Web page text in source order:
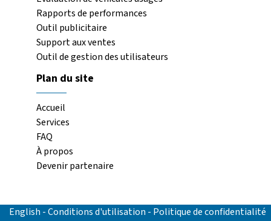
Rapports de performances
Outil publicitaire
Support aux ventes
Outil de gestion des utilisateurs
Plan du site
Accueil
Services
FAQ
À propos
Devenir partenaire
English -Conditions d'utilisation - Politique de confidentialité